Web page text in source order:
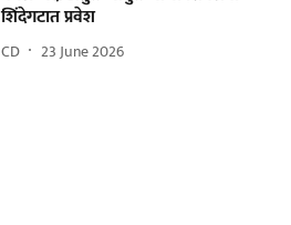
शिंदेगटात प्रवेश
CD 23 June 2026